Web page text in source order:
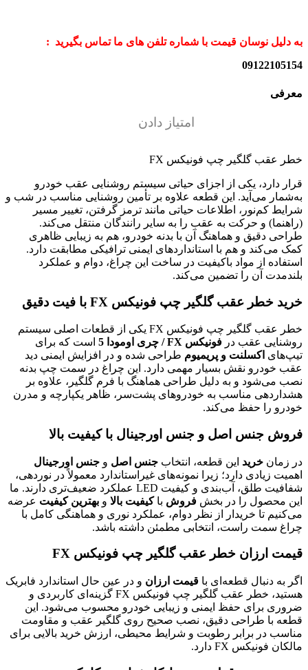
به دلیل نوسان قیمت با شماره تلفن های ما تماس بگیرید :
09122105154
معرفی
امتیاز دادن
خطر عقب گلگیر چپ فونیکس FX
قرار دارد، یکی از اجزای حیاتی سیستم روشنایی عقب خودرو
به‌شمار می‌آید. این قطعه علاوه بر تأمین روشنایی مناسب در شب و
شرایط کم‌نور، اطلاعات حیاتی مانند ترمز گرفتن، تغییر مسیر
(راهنما) و حرکت به عقب را به سایر رانندگان منتقل می‌کند.
طراحی دقیق و هماهنگ آن با بدنه خودرو، هم به زیبایی ظاهری
کمک می‌کند و هم با استانداردهای ایمنی ترافیکی مطابقت دارد.
استفاده از مواد باکیفیت در ساخت این چراغ، دوام و عملکرد
بلندمدت آن را تضمین می‌کند.
خرید خطر عقب گلگیر چپ فونیکس FX با فیت دقیق
خطر عقب گلگیر چپ فونیکس FX یکی از قطعات اصلی سیستم
روشنایی عقب در فونیکس FX / چری اومودا 5
است که برای
تیپ‌های اکسلنت و پریمیوم طراحی شده و در افزایش ایمنی دید
عقب خودرو نقش بسیار مهمی دارد. این چراغ در سمت چپ بدنه
نصب می‌شود و به دلیل طراحی هماهنگ با فرم گلگیر، علاوه بر
هشداردهی مناسب به خودروهای پشت‌سر، ظاهر یکپارچه و مدرن
خودرو را حفظ می‌کند.
فروش جنس اصل و جنس اورجینال با کیفیت بالا
در زمان خرید این قطعه، انتخاب جنس اصل و جنس اورجینال
اهمیت زیادی دارد؛ زیرا نمونه‌های غیراستاندارد معمولاً در نوردهی،
شفافیت طلق، آب‌بندی و کیفیت LED عملکرد ضعیف‌تری دارند. ما
این محصول را در بخش فروش باکیفیت بالا و بهترین کیفیت عرضه
می‌کنیم تا خریدار از نظر دوام، عملکرد نوری و هماهنگی کامل با
چراغ سمت راست، انتخابی مطمئن داشته باشد.
قیمت ارزان خطر عقب گلگیر چپ فونیکس FX
اگر به دنبال قطعه‌ای با قیمت ارزان و در عین حال استاندارد فابریک
هستید، خطر عقب گلگیر چپ فونیکس FX گزینه‌ای کاربردی و
ضروری برای حفظ ایمنی و زیبایی خودرو محسوب می‌شود. این
قطعه با طراحی دقیق، نصب صحیح روی گلگیر عقب و مقاومت
مناسب در برابر رطوبت و شرایط محیطی، ارزش خرید بالایی برای
مالکان فونیکس FX دارد.